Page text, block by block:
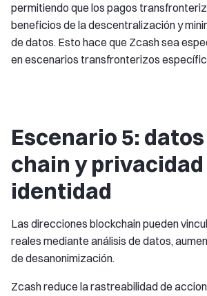
permitiendo que los pagos
beneficios de la descentralización y
de datos. Esto hace que Zcash sea
en escenarios transfronterizos
Escenario 5:
chain y privacidad
identidad
Las direcciones blockchain pueden
reales mediante análisis de datos,
de desanonimización.
Zcash reduce la rastreabilidad de